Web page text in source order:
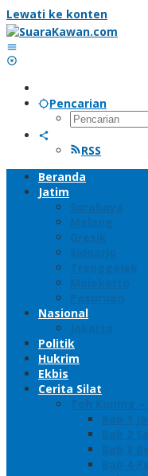
Lewati ke konten
Pencarian
RSS
Beranda
Jatim
Surabaya
Malang
Gresik
Sidoarjo
Trenggalek
Mojokerto
Pasuruan
Nasional
Jakarta
Politik
Hukrim
Ekbis
Cerita Silat
Toh Kuning
Bab 1
Bab 2
Bab 3
Bab 4